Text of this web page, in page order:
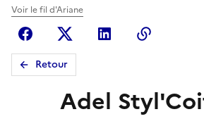
Voir le fil d'Ariane
FacebookX (anciennement
Linkedin
Retour
Adel